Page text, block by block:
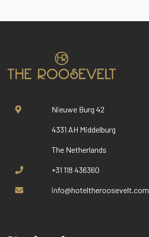
Nieuwe Burg 42
4331 AH Middelburg
The Netherlands
+31 118 436360
info@hoteltheroosevelt.com